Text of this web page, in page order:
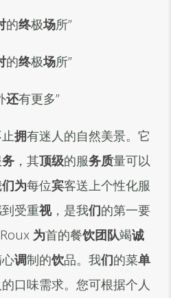
的终极场所”
的终极场所”
还有更多”
拥有迷人的自然美景。它
务 ，其顶级的服务质量可以
们为每位宾客送上个性化服
受重视，是我们的第一要
为首的餐饮团队竭诚
调制的饮品。我们的菜单
口味需求。您可根据个人